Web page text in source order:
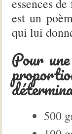
essences
est un
qui lui
Pour
500